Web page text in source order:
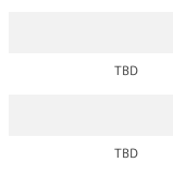
TBD
TBD